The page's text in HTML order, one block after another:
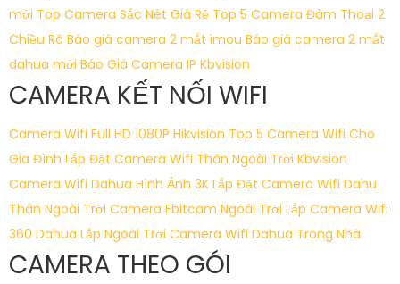
mới Top Camera Sắc Nét Giá Rẻ Top 5 Camera Đàm Thoại 2
Chiều Rõ Báo giá camera 2 mắt imou Báo giá camera 2 mắt
dahua mới Báo Giá Camera IP Kbvision
CAMERA KẾT NỐI WIFI
Camera Wifi Full HD 1080P Hikvision Top 5 Camera Wifi Cho
Gia Đình Lắp Đặt Camera Wifi Thân Ngoài Trời Kbvision
Camera Wifi Dahua Hình Ảnh 3K Lắp Đặt Camera Wifi Dahu
Thân Ngoài Trời Camera Ebitcam Ngoài Trời Lắp Camera Wifi
360 Dahua Lắp Ngoài Trời Camera Wifi Dahua Trong Nhà
CAMERA THEO GÓI